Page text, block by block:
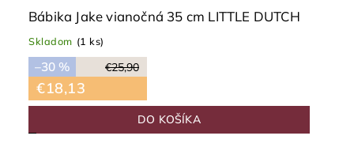
Bábika Jake vianočná 35 cm LITTLE DUTCH
Skladom (1 ks)
€25,90
–30 %
€18,13
DO KOŠÍKA